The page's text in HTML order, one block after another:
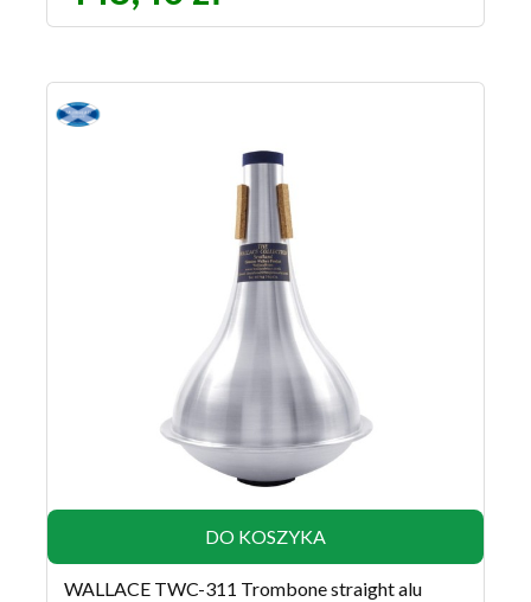
DO KOSZYKA
WALLACE TWC-311 Trombone straight alu